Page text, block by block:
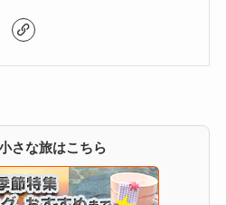
さな旅はこちら